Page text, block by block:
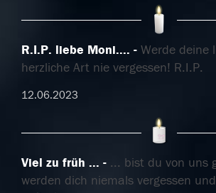
R.I.P. liebe Moni....
Werde deine
herzliche Art nie vergessen! R.I.P.
12.06.2023
Viel zu früh ...
... bist du von uns
werden dich niemals vergessen